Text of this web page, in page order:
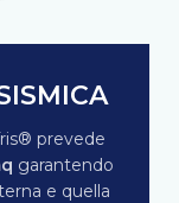
prevede
garantendo
e quella